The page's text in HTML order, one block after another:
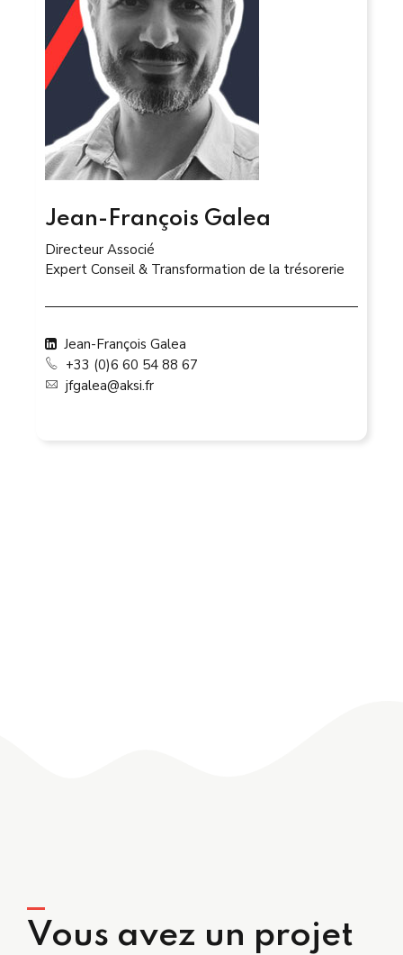
Jean-François Galea
Directeur Associé
Expert Conseil & Transformation de la trésorerie
Jean-François Galea
+33 (0)6 60 54 88 67
jfgalea@aksi.fr
Vous avez un projet